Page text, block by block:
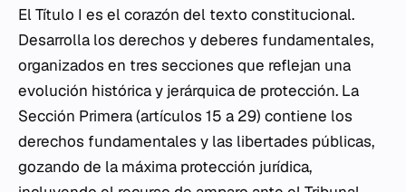
El Título I es el corazón del texto constitucional.
Desarrolla los derechos y deberes fundamentales,
organizados en tres secciones que reflejan una
evolución histórica y jerárquica de protección. La
Sección Primera (artículos 15 a 29) contiene los
derechos fundamentales y las libertades públicas,
gozando de la máxima protección jurídica,